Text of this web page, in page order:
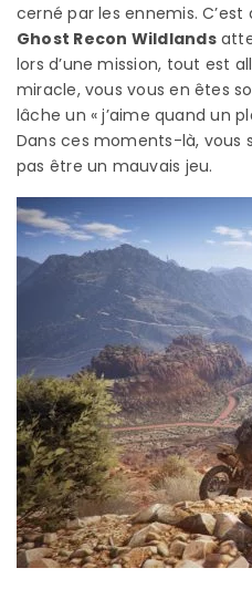
cerné par les ennemis.
Ghost Recon Wildlands
lors d’une mission, tout est
miracle, vous vous en êtes
lâche un « j’aime quand un
Dans ces moments-là, vous
pas être un mauvais jeu.